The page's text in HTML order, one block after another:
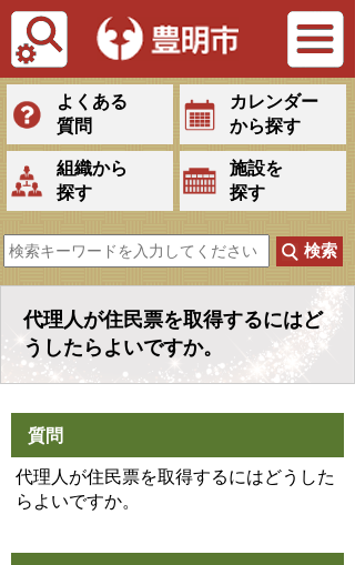
Tiếng Việt
よくある
質問
カレンダー
から探す
組織から
探す
施設を
探す
代理人が住民票を取得するにはど
うしたらよいですか。
質問
代理人が住民票を取得するにはどうした
らよいですか。